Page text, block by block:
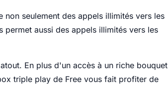
seulement des appels illimités vers les
permet aussi des appels illimités vers les
En plus d'un accès à un riche bouquet
triple play de Free vous fait profiter de